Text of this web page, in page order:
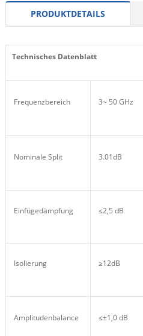
PRODUKTDETAILS
Technisches Datenblatt
Frequenzbereich 3~ 50 GHz
Nominale Split 3.01dB
Einfügedämpfung ≤2,5 dB
Isolierung ≥12dB
Amplitudenbalance ≤±1,0 dB